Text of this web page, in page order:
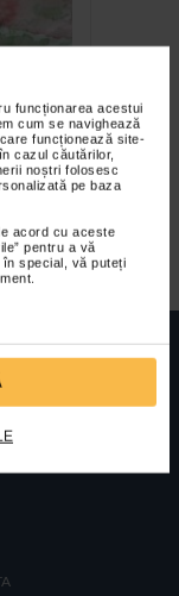
funcționarea acestui
cum se navighează
funcționează site-
cazul căutărilor,
noștri folosesc
pe baza
acord cu aceste
pentru a vă
special, vă puteți
unde
29.01.2013